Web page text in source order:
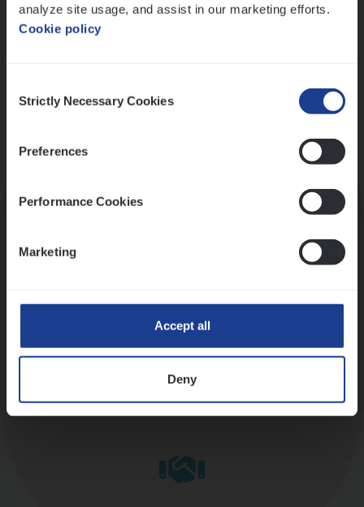
analyze site usage, and assist in our marketing efforts.
Cookie policy
Selection
Strictly Necessary Cookies
Preferences
Performance Cookies
Marketing
Accept all
Deny
Diepte-interview met leidinggevende